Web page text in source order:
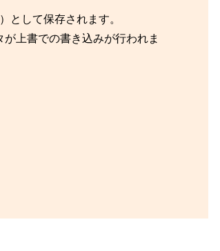
として保存されます。
上書での書き込みが行われま